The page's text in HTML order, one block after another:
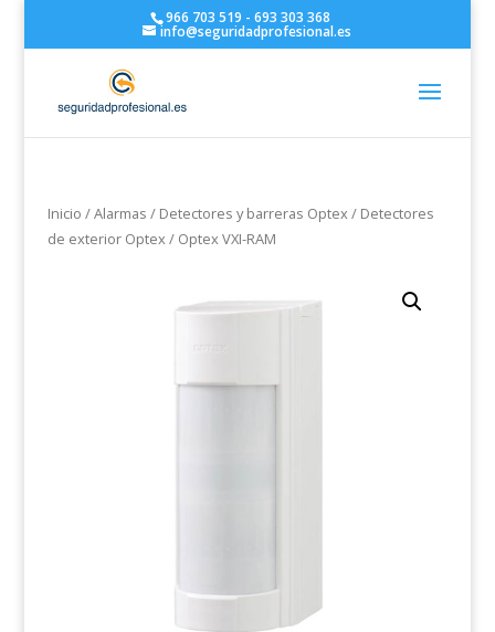
966 703 519 - 693 303 368
info@seguridadprofesional.es
Inicio /Alarmas / Detectores y barreras Optex/ Detectores
de exterior Optex/ Optex VXI-RAM